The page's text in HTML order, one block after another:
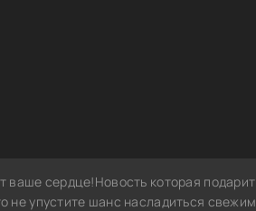
ваше сердце!Новость которая подарит
упустите шанс насладиться свежим